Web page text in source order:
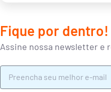
Fique por dentro!
Assine nossa newsletter e